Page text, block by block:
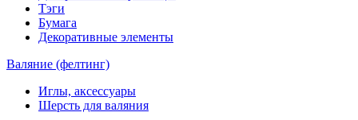
Тэги
Бумага
Декоративные элементы
Валяние (фелтинг)
Иглы, аксессуары
Шерсть для валяния